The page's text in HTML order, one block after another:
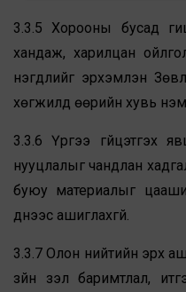
3.3.5 Хорооны бусад
хандаж, харилцан
нэгдлийг эрхэмлэн
хөгжилд өөрийн хувь
3.3.6 Үүргээ гүйцэтгэх
нууцлалыг чандлан
буюу материалыг
үүднээс ашиглахгүй.
3.3.7 Олон нийтийн эрх
зүйн үзэл баримтлал,